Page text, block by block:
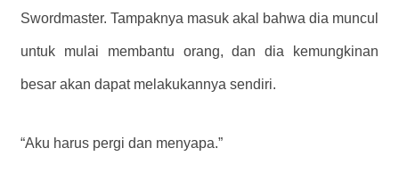
Swordmaster. Tampaknya masuk akal bahwa dia muncul
untuk mulai membantu orang, dan dia kemungkinan
besar akan dapat melakukannya sendiri.
“Aku harus pergi dan menyapa.”